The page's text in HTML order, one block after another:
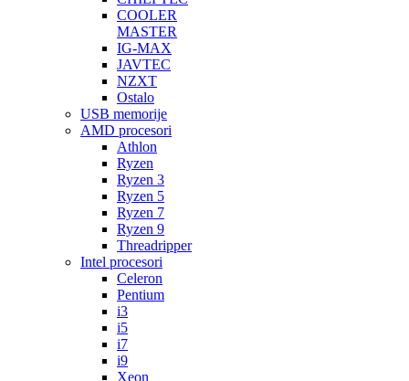
COOLER
MASTER
IG-MAX
JAVTEC
NZXT
Ostalo
USB memorije
AMD procesori
Athlon
Ryzen
Ryzen 3
Ryzen 5
Ryzen 7
Ryzen 9
Threadripper
Intel procesori
Celeron
Pentium
i3
i5
i7
i9
Xeon